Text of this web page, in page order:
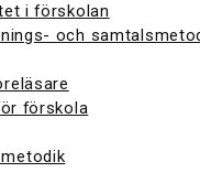
i förskolan
och
förskola